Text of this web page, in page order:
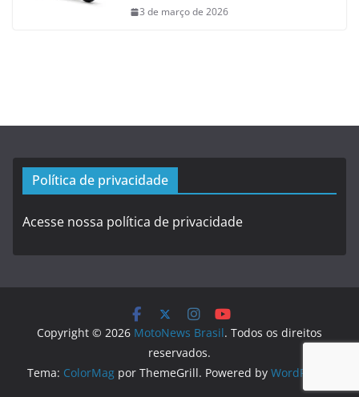
3 de março de 2026
Política de privacidade
Acesse nossa política de privacidade
Copyright © 2026 MotoNews Brasil. Todos os direitos
reservados.
Tema: ColorMag por ThemeGrill. Powered by WordPress